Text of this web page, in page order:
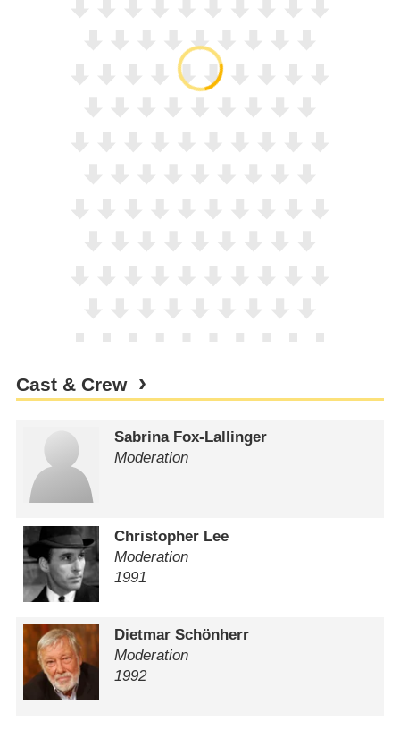
Cast & Crew
Sabrina Fox-Lallinger
Moderation
Christopher Lee
Moderation
1991
Dietmar Schönherr
Moderation
1992